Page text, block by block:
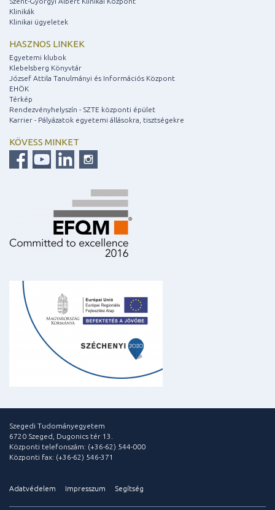
Klinikák
Klinikai ügyeletek
HASZNOS LINKEK
Egyetemi klubok
Klebelsberg Könyvtár
József Attila Tanulmányi és Információs Központ
EHÖK
Térkép
Rendezvényhelyszín - SZTE központi épület
Karrier - Pályázatok egyetemi állásokra, tisztségekre
KÖVESS MINKET
Szegedi Tudományegyetem
6720 Szeged, Dugonics tér 13.
Központi telefonszám: (+36-62) 544-000
Központi fax: (+36-62) 546-371
Adatvédelem Impresszum Segítség